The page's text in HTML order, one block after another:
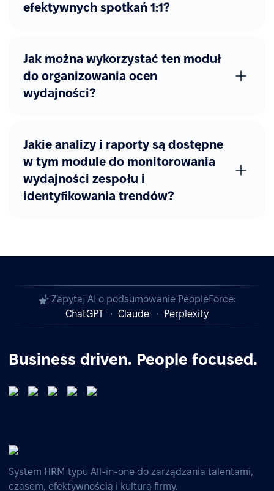
efektywnych spotkań 1:1?
Jak można wykorzystać ten moduł
do organizowania ocen
wydajności?
Jakie analizy i raporty są dostępne
w tym module do monitorowania
wydajności zespołu i
identyfikowania trendów?
Zapytaj AI o podsumowanie PeopleForce:
ChatGPT
Claude Perplexity
Business driven. People focused.
System HRM typu All-in-one do zarządzania talentami,
czasem, efektywnością i kulturą firmy.